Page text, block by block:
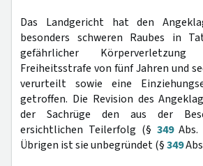
Das Landgericht hat den
besonders schweren Raubes in
gefährlicher
Freiheitsstrafe von fünf Jahren und
verurteilt sowie eine
getroffen. Die Revision des
der Sachrüge den aus der
ersichtlichen Teilerfolg (§ 349Abs.
Übrigen ist sie unbegründet (§349